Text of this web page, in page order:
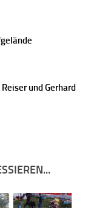
und Gerhard